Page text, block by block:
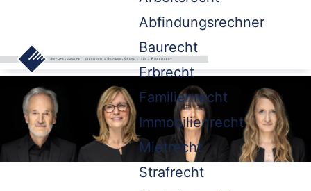
Abfindungsrechner
Baurecht
Erbrecht
Familienrecht
Immobilienrecht
Mietrecht
Strafrecht